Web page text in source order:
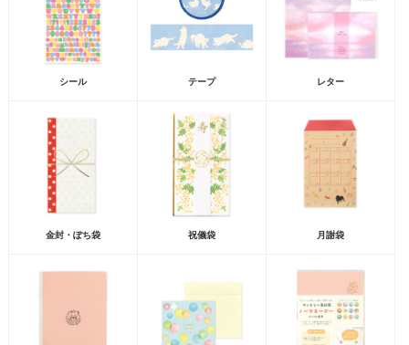
シール テープ レター
金封・ぽち袋 祝儀袋 月謝袋